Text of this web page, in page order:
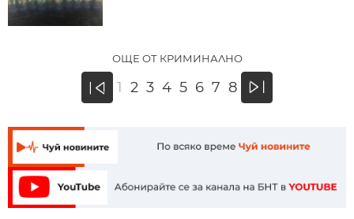
ОЩЕ ОТ КРИМИНАЛНО
« 1 2 3 4 5 6 7 8 »